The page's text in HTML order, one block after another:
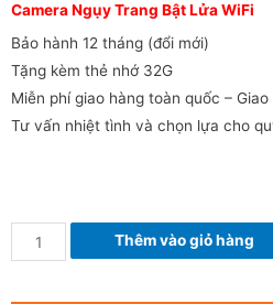
Camera Ngụy Trang Bật Lửa WiFi
Bảo hành 12 tháng (đổi mới)
Tặng kèm thẻ nhớ 32G
Miễn phí giao hàng toàn quốc –
Tư vấn nhiệt tình và chọn lựa cho
Thêm vào giỏ hàng